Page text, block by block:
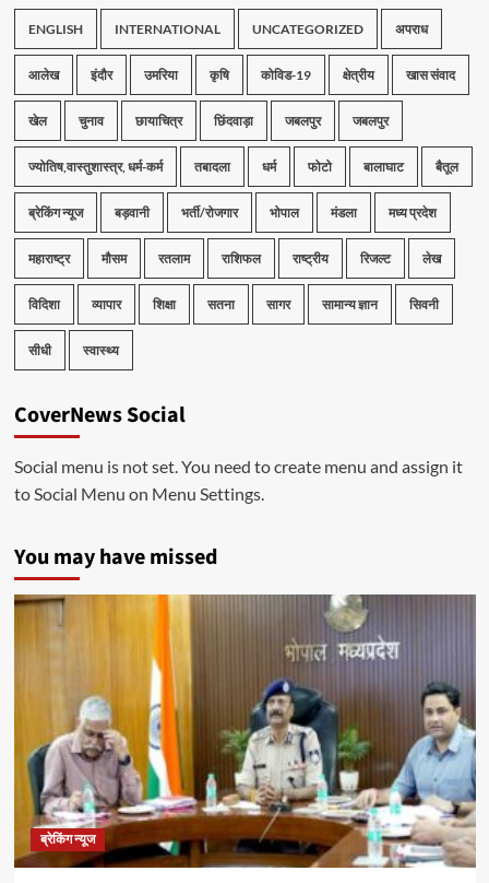
ENGLISH INTERNATIONAL UNCATEGORIZED अपराध
आलेख इंदौर उमरिया कृषि कोविड-19 क्षेत्रीय खास संवाद
खेल चुनाव छायाचित्र छिंदवाड़ा जबलपुर जबलपुर
ज्योतिष,वास्तुशास्त्र, धर्म-कर्म तबादला धर्म फोटो बालाघाट बैतूल
ब्रेकिंग न्यूज बड़वानी भर्ती/रोजगार भोपाल मंडला मध्य प्रदेश
महाराष्ट्र मौसम रतलाम राशिफल राष्ट्रीय रिजल्ट लेख
विदिशा व्यापार शिक्षा सतना सागर सामान्य ज्ञान सिवनी
सीधी स्वास्थ्य
CoverNews Social
Social menu is not set. You need to create menu and assign it
to Social Menu on Menu Settings.
You may have missed
ब्रेकिंग न्यूज